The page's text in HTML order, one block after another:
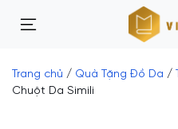
Trang chủ / Quà Tặng Đồ Da /
Chuột Da Simili